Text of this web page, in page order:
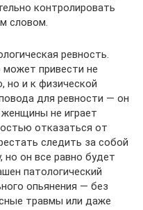
контролировать
словом.
ревность.
привести не
но и к физической
для ревности — он
не играет
отказаться от
следить за собой
но он все равно будет
патологический
опьянения — без
травмы или даже